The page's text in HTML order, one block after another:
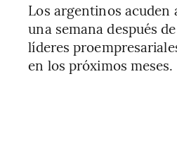
Los argentinos acuden
una semana después
líderes
en los próximos meses.